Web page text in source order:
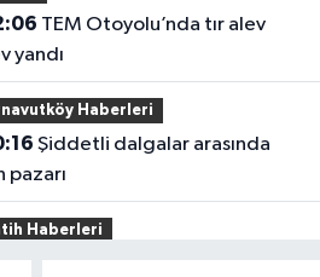
yandı
Haberleri
pazarı
Haberleri